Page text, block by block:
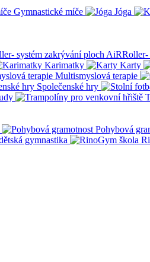
Gymnastické míče Jóga
AiRRoller-
Karimatky Karty
Multismyslová terapie
Společenské hry
Pohybová
gymnastika